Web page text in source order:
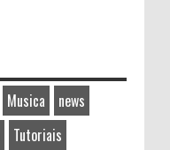
Musica
news
Tutoriais